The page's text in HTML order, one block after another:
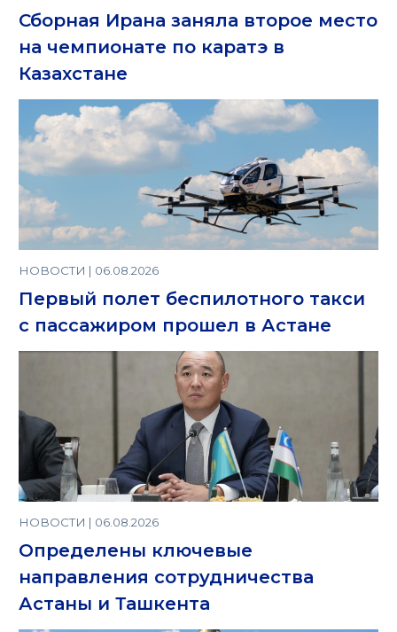
Сборная Ирана заняла второе место
на чемпионате по каратэ в
Казахстане
НОВОСТИ | 06.08.2026
Первый полет беспилотного такси
с пассажиром прошел в Астане
НОВОСТИ | 06.08.2026
Определены ключевые
направления сотрудничества
Астаны и Ташкента